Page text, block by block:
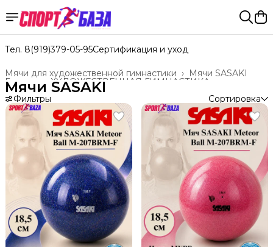
Тел. 8(919)379-05-95Сертификация и уход
Мячи SASAKI
Мячи для художественной гимнастики ›
ХУДОЖЕСТВЕННАЯ ГИМНАСТИКА
Главная ›
Мячи SASAKI
Фильтры Сортировка